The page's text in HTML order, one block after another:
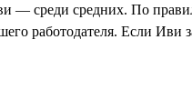
— среди средних. По
работодателя. Если Иви